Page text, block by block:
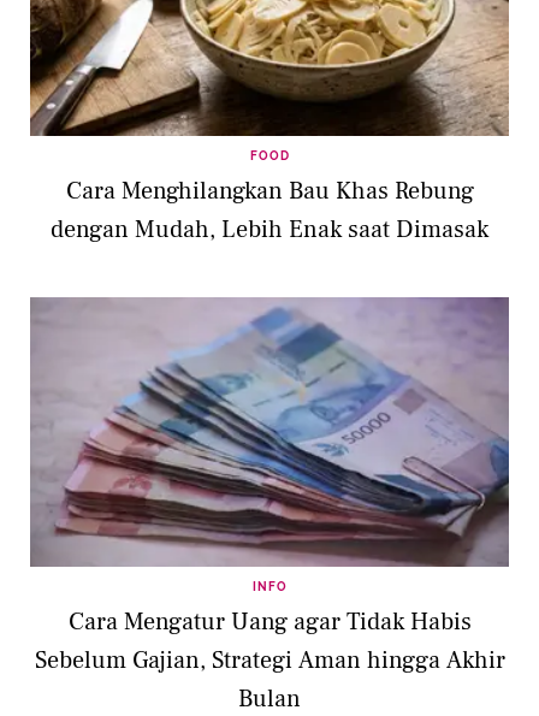
FOOD
Cara Menghilangkan Bau Khas Rebung
dengan Mudah, Lebih Enak saat Dimasak
INFO
Cara Mengatur Uang agar Tidak Habis
Sebelum Gajian, Strategi Aman hingga Akhir
Bulan